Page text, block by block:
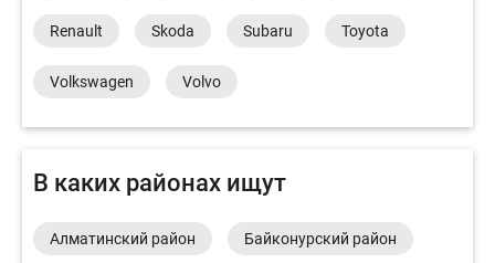
Renault Skoda Subaru Toyota
Volkswagen Volvo
В каких районах ищут
Алматинский район Байконурский район